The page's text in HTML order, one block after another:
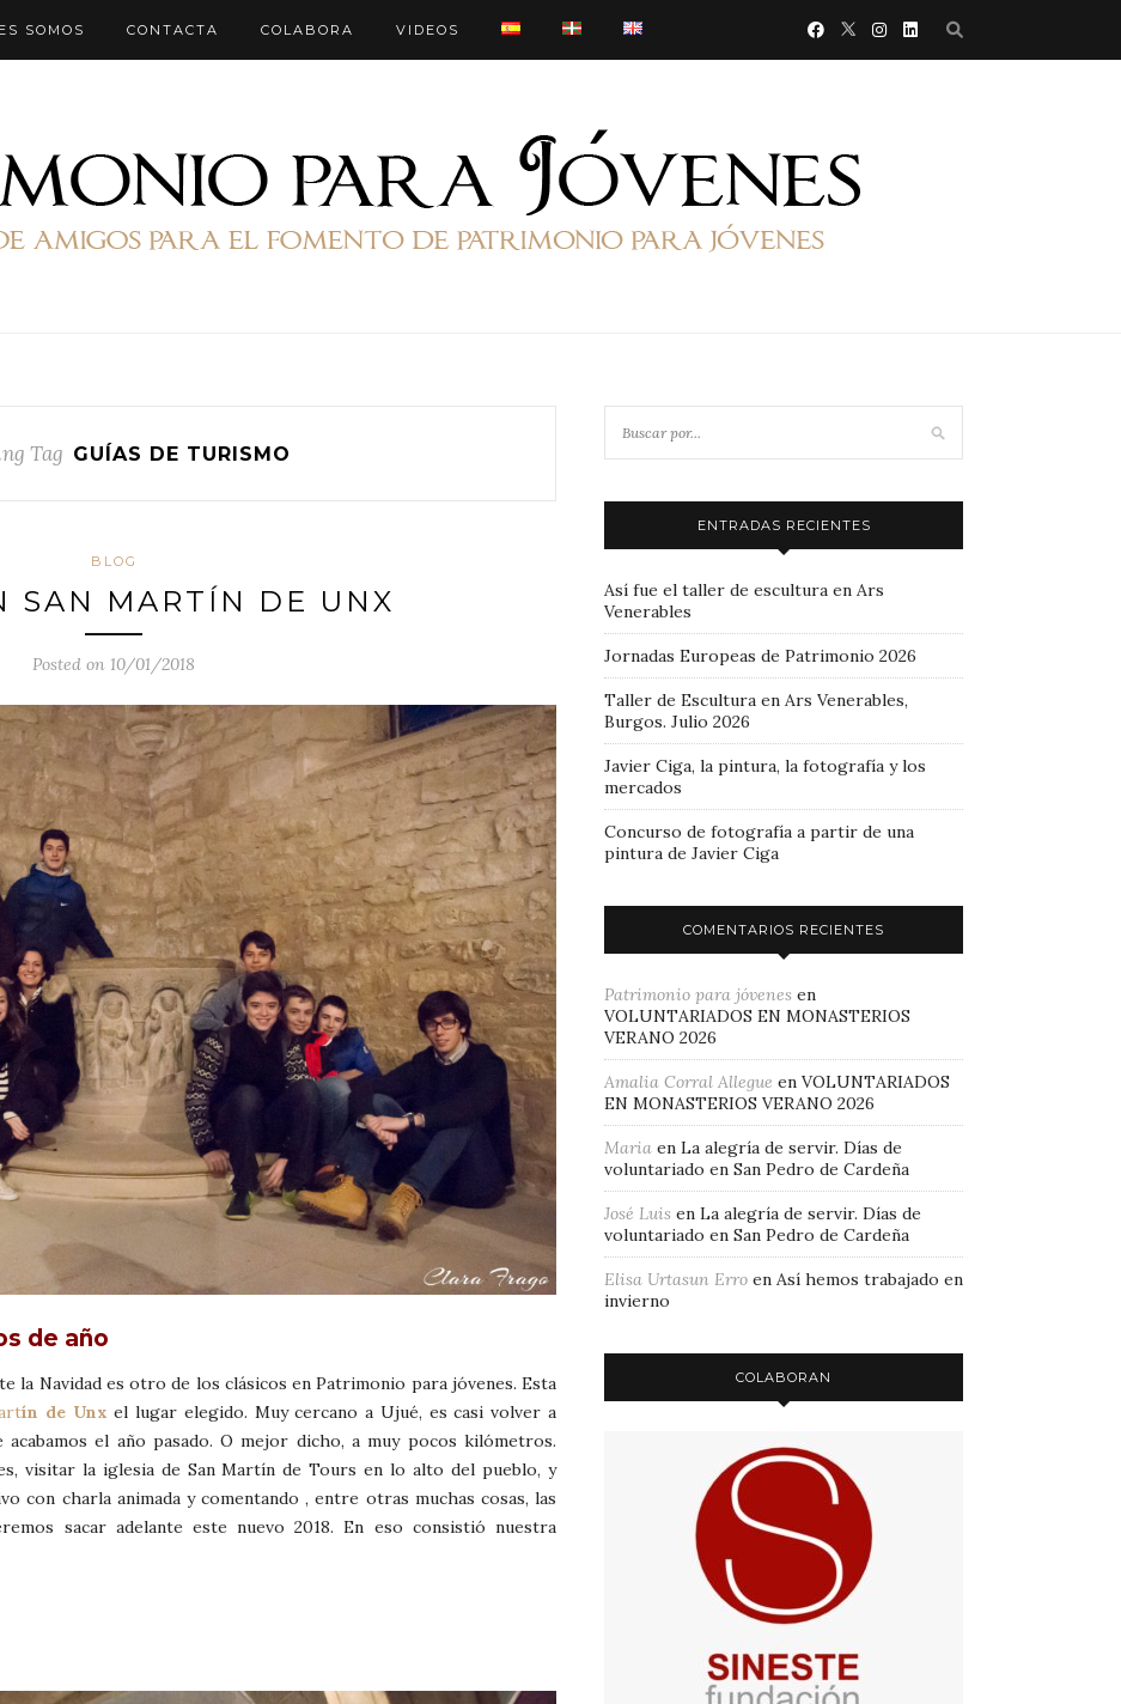
SOMOS CONTACTA COLABORA VIDEOS
Tag GUÍAS DE TURISMO
BLOG
SAN MARTÍN DE UNX
Posted on 10/01/2018
de año
la Navidad es otro de los clásicos en Patrimonio para jóvenes. Esta
ín de Unx el lugar elegido. Muy cercano a Ujué, es casi volver a
el año pasado. O mejor dicho, a muy pocos kilómetros.
visitar la iglesia de San Martín de Tours en lo alto del pueblo, y
con charla animada y comentando , entre otras muchas cosas, las
sacar adelante este nuevo 2018. En eso consistió nuestra
ENTRADAS RECIENTES
Así fue el taller de escultura en Ars
Venerables
Jornadas Europeas de Patrimonio 2026
Taller de Escultura en Ars Venerables,
Burgos. Julio 2026
Javier Ciga, la pintura, la fotografía y los
mercados
Concurso de fotografía a partir de una
pintura de Javier Ciga
COMENTARIOS RECIENTES
Patrimonio para jóvenes en
VOLUNTARIADOS EN MONASTERIOS
VERANO 2026
Amalia Corral Allegue en VOLUNTARIADOS
EN MONASTERIOS VERANO 2026
Maria en La alegría de servir. Días de
voluntariado en San Pedro de Cardeña
José Luis en La alegría de servir. Días de
voluntariado en San Pedro de Cardeña
Elisa Urtasun Erro en Así hemos trabajado en
invierno
COLABORAN